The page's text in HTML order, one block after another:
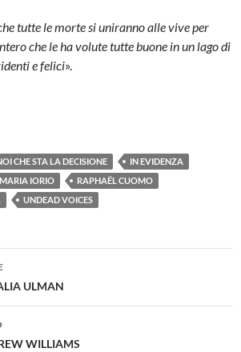
tutte le morte si uniranno alle vive per
che le ha volute tutte buone in un lago di
e felici».
CHE STA LA DECISIONE
IN EVIDENZA
MARIA IORIO
RAPHAËL CUOMO
UNDEAD VOICES
ULMAN
WILLIAMS